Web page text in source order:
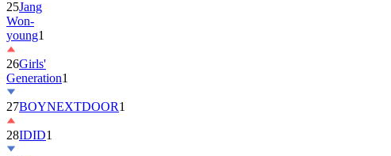
25Jang
Won-
young1
26Girls'
Generation1
27BOYNEXTDOOR1
28IDID1